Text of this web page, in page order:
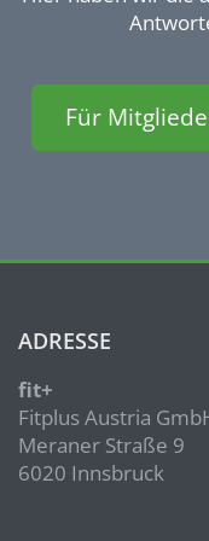
Für
ADRESSE
fit+
Fitplus Austria
Meraner Straße 9
6020 Innsbruck